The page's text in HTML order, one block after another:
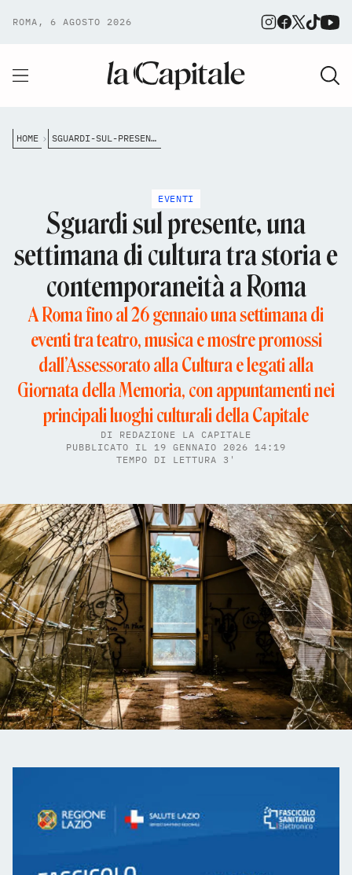
ROMA, 6 AGOSTO 2026
HOME SGUARDI-SUL-PRESENTE-UNA-SETTIMANA-DI-CULTURA-TRA-STORIA-E-CONTEMPORANEIT%C3%A0-A-ROMA
EVENTI
Sguardi sul presente, una
settimana di cultura tra storia e
contemporaneità a Roma
A Roma fino al 26 gennaio una settimana di
eventi tra teatro, musica e mostre promossi
dall’Assessorato alla Cultura e legati alla
Giornata della Memoria, con appuntamenti nei
principali luoghi culturali della Capitale
DI REDAZIONE LA CAPITALE
PUBBLICATO IL 19 GENNAIO 2026 14:19
TEMPO DI LETTURA 3'